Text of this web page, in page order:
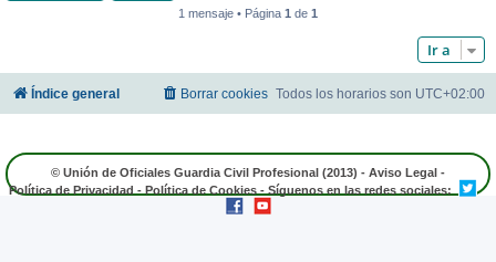
1 mensaje • Página 1 de 1
Ir a
Índice general Todos los horarios son UTC+02:00
Borrar cookies
© Unión de Oficiales Guardia Civil Profesional (2013) - Aviso Legal -
Política de Privacidad - Política de Cookies - Síguenos en las redes sociales: